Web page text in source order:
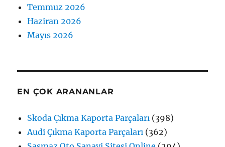
Temmuz 2026
Haziran 2026
Mayıs 2026
EN ÇOK ARANANLAR
Skoda Çıkma Kaporta Parçaları (398)
Audi Çıkma Kaporta Parçaları (362)